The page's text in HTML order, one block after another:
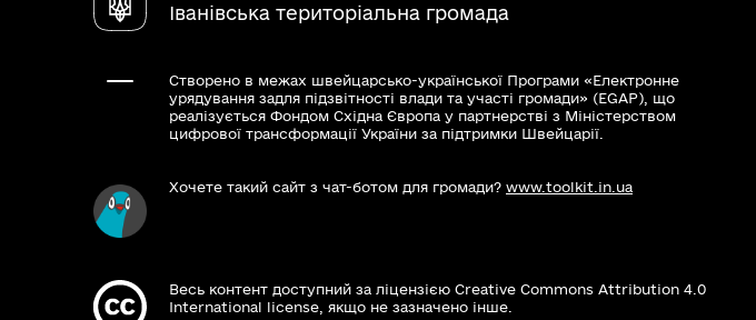
Іванівська територіальна громада
Створено в межах швейцарсько-української Програми «Електронне
урядування задля підзвітності влади та участі громади» (EGAP), що
реалізується Фондом Східна Європа у партнерстві з Міністерством
цифрової трансформації України за підтримки Швейцарії.
Хочете такий сайт з чат-ботом для громади? www.toolkit.in.ua
Весь контент доступний за ліцензією Creative Commons Attribution 4.0
International license, якщо не зазначено інше.